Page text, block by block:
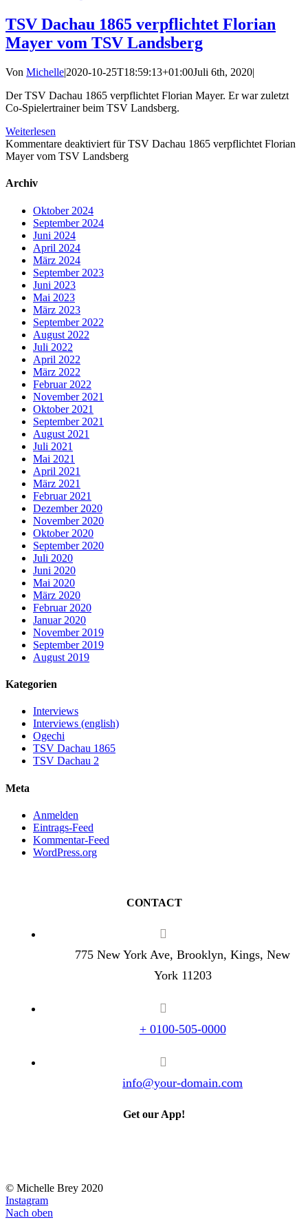
TSV Dachau 1865 verpflichtet Florian
Mayer vom TSV Landsberg
Von Michelle|2020-10-25T18:59:13+01:00Juli 6th, 2020|
Der TSV Dachau 1865 verpflichtet Florian Mayer. Er war zuletzt
Co-Spielertrainer beim TSV Landsberg.
Weiterlesen
Kommentare deaktiviert für TSV Dachau 1865 verpflichtet Florian
Mayer vom TSV Landsberg
Archiv
Oktober 2024
September 2024
Juni 2024
April 2024
März 2024
September 2023
Juni 2023
Mai 2023
März 2023
September 2022
August 2022
Juli 2022
April 2022
März 2022
Februar 2022
November 2021
Oktober 2021
September 2021
August 2021
Juli 2021
Mai 2021
April 2021
März 2021
Februar 2021
Dezember 2020
November 2020
Oktober 2020
September 2020
Juli 2020
Juni 2020
Mai 2020
März 2020
Februar 2020
Januar 2020
November 2019
September 2019
August 2019
Kategorien
Interviews
Interviews (english)
Ogechi
TSV Dachau 1865
TSV Dachau 2
Meta
Anmelden
Eintrags-Feed
Kommentar-Feed
WordPress.org
CONTACT
775 New York Ave, Brooklyn, Kings, New
York 11203
+ 0100-505-0000
info@your-domain.com
Get our App!
© Michelle Brey 2020
Instagram
Nach oben